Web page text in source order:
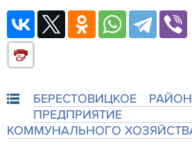
БЕРЕСТОВИЦКОЕ
КОММУНАЛЬНОГО